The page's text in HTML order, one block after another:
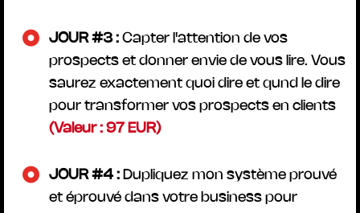
JOUR #3 : Capter l'attention de vos
prospects et donner envie de vous lire. Vous
saurez exactement quoi dire et qund le dire
pour transformer vos prospects en clients
(Valeur : 97 EUR)
JOUR #4 : Dupliquez mon système prouvé
et éprouvé dans votre business pour